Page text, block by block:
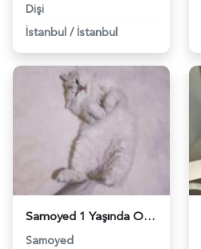
Dişi
İstanbul / İstanbul
Samoyed 1 Yaşında Oğluma Eş Arıyorum - 1784
Samoyed